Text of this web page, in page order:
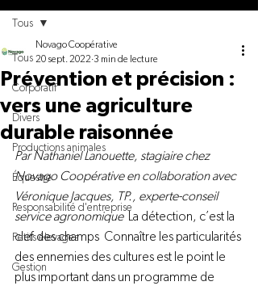
Tous
Corporatif
Divers
Productions animales
Équestre
Responsabilité d'entreprise
Petits élevages
Gestion
Tous
Prévention et précision :
vers une agriculture
durable raisonnée
Novago Coopérative
20 sept. 2022 3 min de lecture
Par Nathaniel Lanouette, stagiaire chez
Novago Coopérative en collaboration avec
Véronique Jacques, TP., experte-conseil
service agronomique
La détection, c’est la
clef des champs  Connaître les particularités
des ennemies des cultures est le point le
plus important dans un programme de